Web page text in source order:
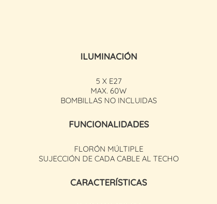
ILUMINACIÓN
5 X E27
MAX. 60W
BOMBILLAS NO INCLUIDAS
FUNCIONALIDADES
FLORÓN MÚLTIPLE
SUJECCIÓN DE CADA CABLE AL TECHO
CARACTERÍSTICAS